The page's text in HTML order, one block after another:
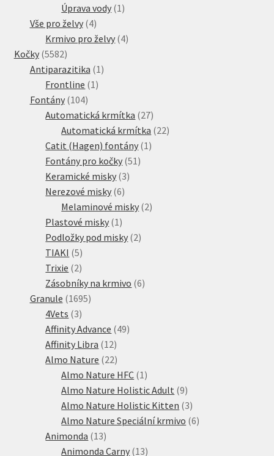
produkt
Úprava vody 1 1
Vše pro želvy 44
produkty
Krmivo pro želvy 44
Kočky 55825582
produktů
Antiparazitika 1 1
Frontline 1 1
Fontány 104104
produktů
Automatická krmítka 2727
produktů
Automatická krmítka 2222
Catit (Hagen) fontány 1 1
Fontány pro kočky 51 51
Keramické misky 33
Nerezové misky 66
produktů
Melaminové misky 22
Plastové misky 1 1
produkt
Podložky pod misky 22
TIAKI 55
produktů
Trixie 22
produkty
Zásobníky na krmivo 66
Granule 16951695
4Vets 33
produkty
Affinity Advance 4949
Affinity Libra 1212
produktů
Almo Nature 2222
produktů
Almo Nature HFC 1 1
produkt
Almo Nature Holistic Adult 99
produktů
Almo Nature Holistic Kitten 33
produkty
Almo Nature Speciální krmivo 66
Animonda 1313
produktů
Animonda Carny 1313